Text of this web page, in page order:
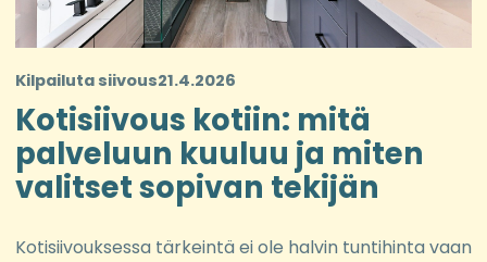
Kilpailuta siivous21.4.2026
Kotisiivous kotiin: mitä
palveluun kuuluu ja miten
valitset sopivan tekijän
Kotisiivouksessa tärkeintä ei ole halvin tuntihinta vaan